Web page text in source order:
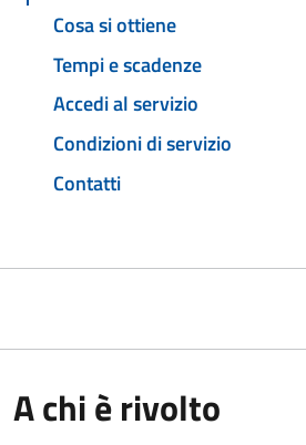
Cosa si ottiene
Tempi e scadenze
Accedi al servizio
Condizioni di servizio
Contatti
A chi è rivolto